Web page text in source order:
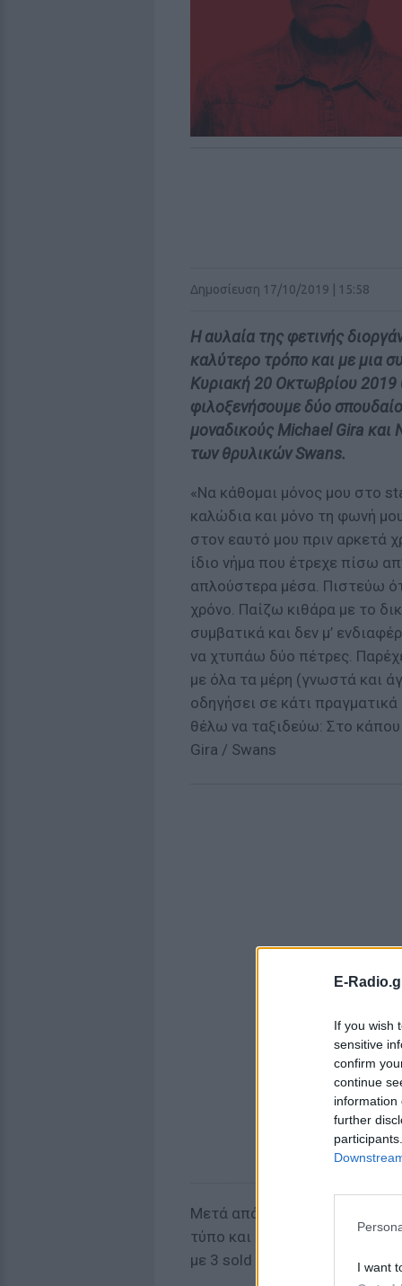
E-
If you wish
sensitive
confirm
continue
information
further
I want
Δημοσίευση 17/10/2019 | 15:58
H αυλαία της φετινής
καλύτερο τρόπο και με μια
Κυριακή 20 Οκτωβρίου 2019
φιλοξενήσουμε δύο
μοναδικούς Michael Gira και
των θρυλικών Swans.
«Να κάθομαι μόνος μου στο
καλώδια και μόνο τη φωνή
στον εαυτό μου πριν αρκετά
ίδιο νήμα που έτρεχε πίσω
απλούστερα μέσα. Πιστεύω
χρόνο. Παίζω κιθάρα με το
συμβατικά και δεν μ’
να χτυπάω δύο πέτρες.
με όλα τα μέρη (γνωστά και
οδηγήσει σε κάτι
θέλω να ταξιδεύω: Στο
Gira / Swans
Μετά από 8 χρόνια, 4 δίσκους
τύπο και εξοντωτικές
με 3 sold out shows στο